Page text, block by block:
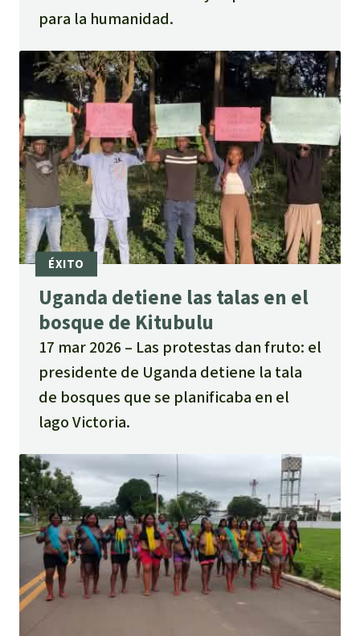
para la humanidad.
Uganda detiene las talas en el
bosque de Kitubulu
17 mar 2026
Las protestas dan fruto: el
presidente de Uganda detiene la tala
de bosques que se planificaba en el
lago Victoria.